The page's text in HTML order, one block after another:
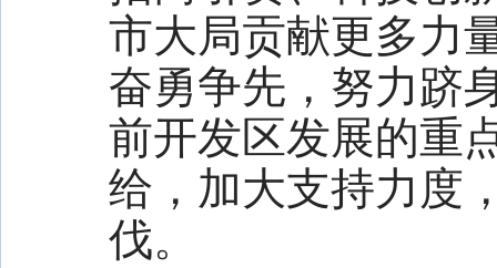
市大局贡献更多力
奋勇争先，努力跻
前开发区发展的重
给，加大支持力度
伐。